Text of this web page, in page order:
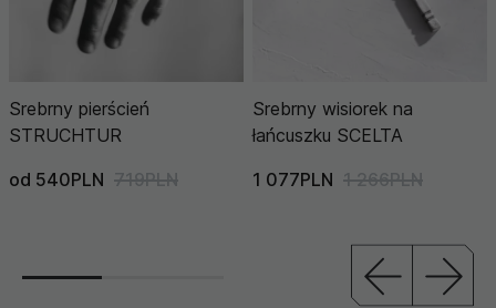
Srebrny pierścień
STRUCHTUR
od 540PLN 719PLN
Srebrny wisiorek na
łańcuszku SCELTA
1 077PLN 1 266PLN